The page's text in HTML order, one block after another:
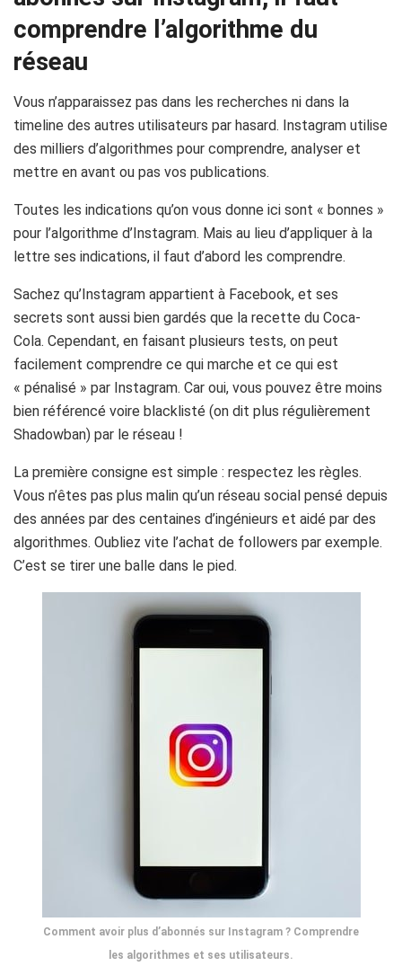
comprendre l’algorithme du
réseau
Vous n’apparaissez pas dans les recherches ni dans la
timeline des autres utilisateurs par hasard. Instagram utilise
des milliers d’algorithmes pour comprendre, analyser et
mettre en avant ou pas vos publications.
Toutes les indications qu’on vous donne ici sont « bonnes »
pour l’algorithme d’Instagram. Mais au lieu d’appliquer à la
lettre ses indications, il faut d’abord les comprendre.
Sachez qu’Instagram appartient à Facebook, et ses
secrets sont aussi bien gardés que la recette du Coca-
Cola. Cependant, en faisant plusieurs tests, on peut
facilement comprendre ce qui marche et ce qui est
« pénalisé » par Instagram. Car oui, vous pouvez être moins
bien référencé voire blacklisté (on dit plus régulièrement
Shadowban) par le réseau !
La première consigne est simple : respectez les règles.
Vous n’êtes pas plus malin qu’un réseau social pensé depuis
des années par des centaines d’ingénieurs et aidé par des
algorithmes. Oubliez vite l’achat de followers par exemple.
C’est se tirer une balle dans le pied.
Comment avoir plus d’abonnés sur Instagram ? Comprendre
les algorithmes et ses utilisateurs.